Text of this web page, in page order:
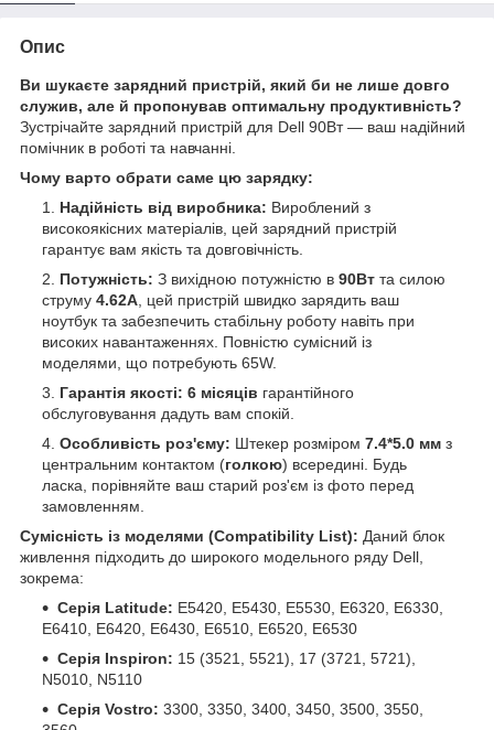
Опис
Ви шукаєте зарядний пристрій, який би не лише довго
служив, але й пропонував оптимальну продуктивність?
Зустрічайте зарядний пристрій для Dell 90Вт — ваш надійний
помічник в роботі та навчанні.
Чому варто обрати саме цю зарядку:
Надійність від виробника: Вироблений з
високоякісних матеріалів, цей зарядний пристрій
гарантує вам якість та довговічність.
Потужність: З вихідною потужністю в 90Вт та силою
струму 4.62А , цей пристрій швидко зарядить ваш
ноутбук та забезпечить стабільну роботу навіть при
високих навантаженнях. Повністю сумісний із
моделями, що потребують 65W.
Гарантія якості: 6 місяців гарантійного
обслуговування дадуть вам спокій.
Особливість роз'єму: Штекер розміром 7.4*5.0 мм з
центральним контактом (голкою) всередині. Будь
ласка, порівняйте ваш старий роз'єм із фото перед
замовленням.
Сумісність із моделями (Compatibility List): Даний блок
живлення підходить до широкого модельного ряду Dell,
зокрема:
Серія Latitude: E5420, E5430, E5530, E6320, E6330,
E6410, E6420, E6430, E6510, E6520, E6530
Серія Inspiron: 15 (3521, 5521), 17 (3721, 5721),
N5010, N5110
Серія Vostro: 3300, 3350, 3400, 3450, 3500, 3550,